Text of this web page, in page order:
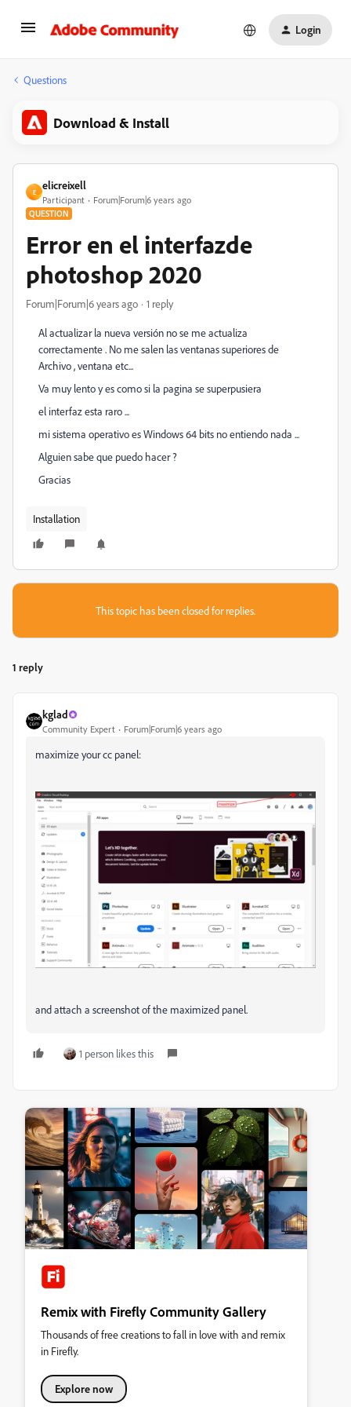
Login
Questions
Download & Install
E
elicreixell
Participant Forum|Forum|6 years ago
QUESTION
Error en el interfazde
photoshop 2020
Forum|Forum|6 years ago 1 reply
Al actualizar la nueva versión no se me actualiza
correctamente . No me salen las ventanas superiores de
Archivo , ventana etc...
Va muy lento y es como si la pagina se superpusiera
el interfaz esta raro ...
mi sistema operativo es Windows 64 bits no entiendo nada ...
Alguien sabe que puedo hacer ?
Gracias
Installation
This topic has been closed for replies.
1 reply
kglad
Community Expert Forum|Forum|6 years ago
maximize your cc panel:
and attach a screenshot of the maximized panel.
1 person likes this
Remix with Firefly Community Gallery
Thousands of free creations to fall in love with and remix
in Firefly.
Explore now